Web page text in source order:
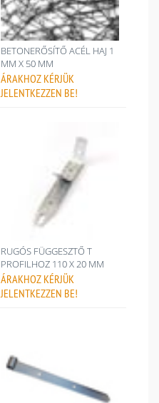
BETONERŐSÍTŐ ACÉL HAJ 1
MM X 50 MM
ÁRAKHOZ KÉRJÜK
JELENTKEZZEN BE!
RUGÓS FÜGGESZTŐ T
PROFILHOZ 110 X 20 MM
ÁRAKHOZ KÉRJÜK
JELENTKEZZEN BE!